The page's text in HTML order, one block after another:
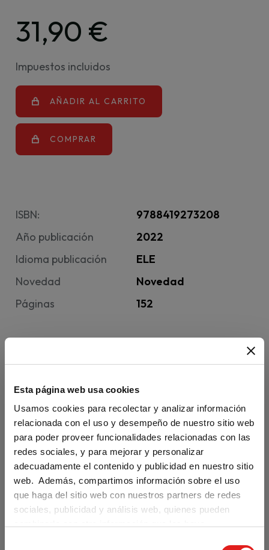
Esta página web usa cookies
Usamos cookies para recolectar y analizar información
relacionada con el uso y desempeño de nuestro sitio web
para poder proveer funcionalidades relacionadas con las
redes sociales, y para mejorar y personalizar
adecuadamente el contenido y publicidad en nuestro sitio
web. Además, compartimos información sobre el uso
que haga del sitio web con nuestros partners de redes
sociales, publicidad y análisis web, quienes pueden
31,90 €
Impuestos incluidos
AÑADIR AL CARRITO
COMPRAR
ISBN:
9788419273208
Año publicación
2022
Idioma publicación
ELE
Novedad
Novedad
Páginas
152
Métodos de
pago
internacionales
y 100%
seguros.
Servicio de
entrega
estándar y
urgente a
todo el
Facilidades
para la
devolución de
manuales.